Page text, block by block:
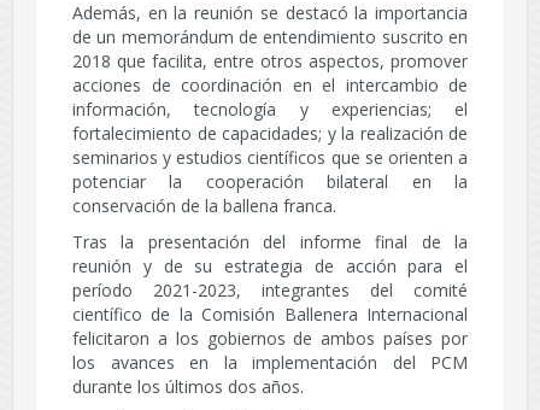
Además, en la reunión se destacó la importancia
de un memorándum de entendimiento suscrito en
2018 que facilita, entre otros aspectos, promover
acciones de coordinación en el intercambio de
información, tecnología y experiencias; el
fortalecimiento de capacidades; y la realización de
seminarios y estudios científicos que se orienten a
potenciar la cooperación bilateral en la
conservación de la ballena franca.
Tras la presentación del informe final de la
reunión y de su estrategia de acción para el
período 2021-2023, integrantes del comité
científico de la Comisión Ballenera Internacional
felicitaron a los gobiernos de ambos países por
los avances en la implementación del PCM
durante los últimos dos años.